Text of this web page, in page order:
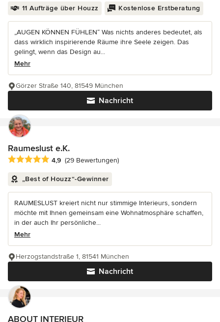
11 Aufträge über Houzz Kostenlose Erstberatung
„AUGEN KÖNNEN FÜHLEN“ Was nichts anderes bedeutet, als
dass wirklich inspirierende Räume ihre Seele zeigen. Das
gelingt, wenn das Design au...
Mehr
Nachricht
Görzer Straße 140, 81549 München
Raumeslust e.K.
Durchschnittliche Bewertung: 4.9 von 5 Sternen
4,9 (29 Bewertungen)
„Best of Houzz“-Gewinner
RAUMESLUST kreiert nicht nur stimmige Interieurs, sondern
möchte mit Ihnen gemeinsam eine Wohnatmosphäre schaffen,
in der auch Ihr persönliche...
Mehr
Nachricht
Herzogstandstraße 1, 81541 München
ABOUT INTERIEUR